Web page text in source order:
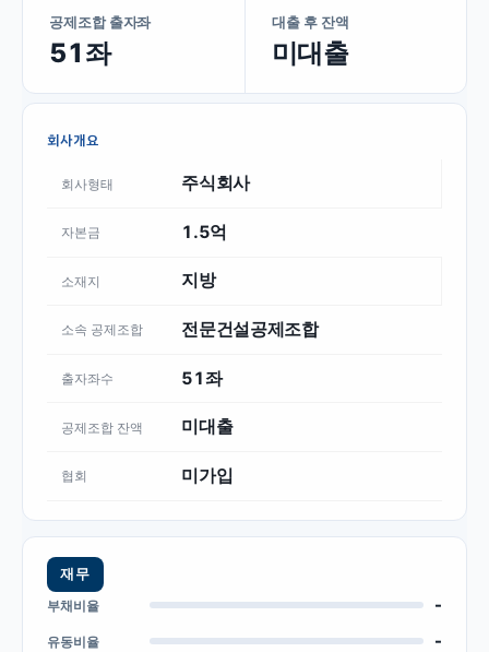
공제조합 출자좌
51좌
대출 후 잔액
미대출
회사개요
회사형태 주식회사
자본금 1.5억
소재지 지방
소속 공제조합 전문건설공제조합
출자좌수 51좌
공제조합 잔액 미대출
협회 미가입
재무
부채비율
-
유동비율 -